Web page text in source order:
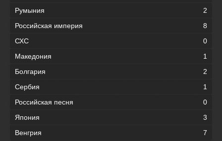
Румыния
2
Российская империя
8
СХС
0
Македония
1
Болгария
2
Сербия
1
Российская песня
0
Япония
3
Венгрия
7